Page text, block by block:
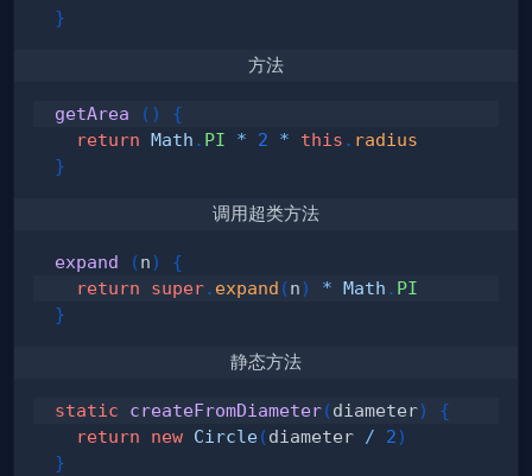
}
方法
getArea ( )
{
return Math . PI * 2 * this . radius
}
调用超类方法
expand (n)
{
return
super. expand (n) * Math . PI
}
静态方法
static createFromDiameter(diameter)
{
return
new Circle(diameter / 2)
}